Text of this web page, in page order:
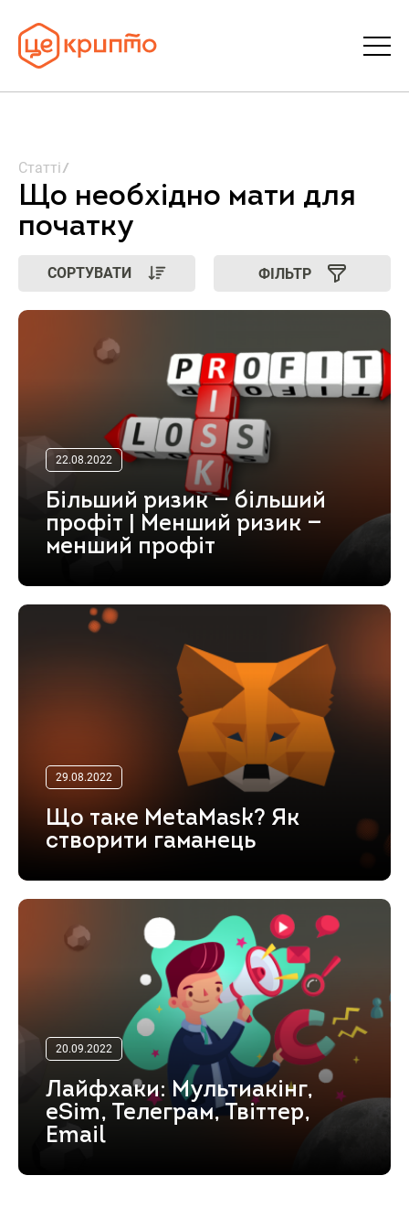
Увійти | Реєстрація
Статті
Що необхідно мати для
початку
СОРТУВАТИ ФІЛЬТР
22.08.2022
Більший ризик — більший
профіт | Менший ризик —
менший профіт
29.08.2022
Що таке MetaMask? Як
створити гаманець
20.09.2022
Лайфхаки: Мультиакінг,
eSim, Телеграм, Твіттер,
Email